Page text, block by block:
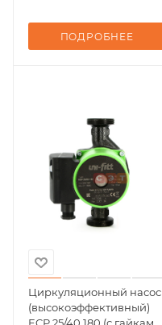
ПОДРОБНЕЕ
Циркуляционный насос
(высокоэффективный)